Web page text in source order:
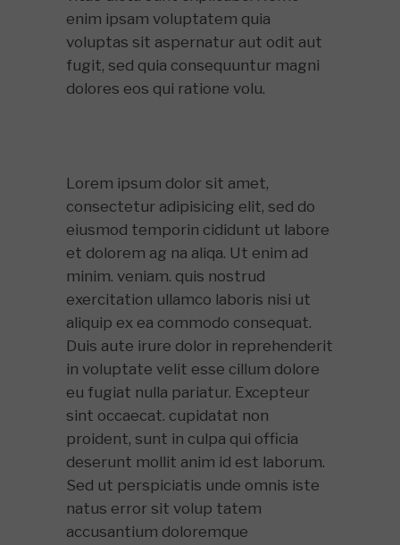
enim ipsam voluptatem quia
voluptas sit aspernatur aut odit aut
fugit, sed quia consequuntur magni
dolores eos qui ratione volu.
Lorem ipsum dolor sit amet,
consectetur adipisicing elit, sed do
eiusmod temporin cididunt ut labore
et dolorem ag na aliqa. Ut enim ad
minim. veniam. quis nostrud
exercitation ullamco laboris nisi ut
aliquip ex ea commodo consequat.
Duis aute irure dolor in reprehenderit
in voluptate velit esse cillum dolore
eu fugiat nulla pariatur. Excepteur
sint occaecat. cupidatat non
proident, sunt in culpa qui officia
deserunt mollit anim id est laborum.
Sed ut perspiciatis unde omnis iste
natus error sit volup tatem
accusantium doloremque